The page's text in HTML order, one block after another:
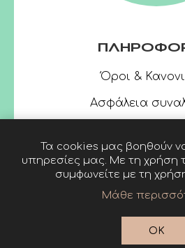
Όροι &
Ασφάλεια
nopCommerce
Τα cookies μας βοηθούν
υπηρεσίες μας. Με τη χρήση
συμφωνείτε με τη
Μάθε
OK